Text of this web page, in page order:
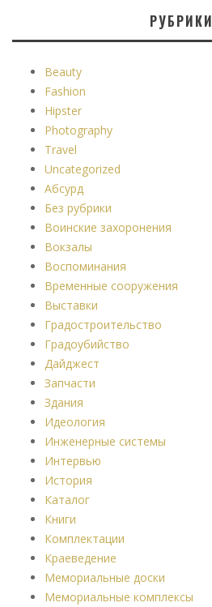
РУБРИКИ
Beauty
Fashion
Hipster
Photography
Travel
Uncategorized
Абсурд
Без рубрики
Воинские захоронения
Вокзалы
Воспоминания
Временные сооружения
Выставки
Градостроительство
Градоубийство
Дайджест
Запчасти
Здания
Идеология
Инженерные системы
Интервью
История
Каталог
Книги
Комплектации
Краеведение
Мемориальные доски
Мемориальные комплексы